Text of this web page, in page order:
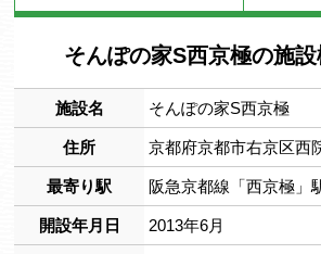
そんぽの家S西京極の施
施設名 そんぽの家S西京極
住所 京都府京都市右京区西
最寄り駅 阪急京都線「西京極」
開設年月日 2013年6月